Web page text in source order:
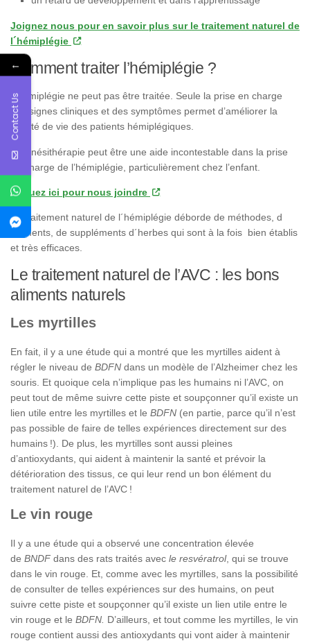
Joignez nous pour en savoir plus sur le traitement naturel de
l´hémiplégie
Comment traiter l’hémiplégie ?
L’hémiplégie ne peut pas être traitée. Seule la prise en charge
des signes cliniques et des symptômes permet d’améliorer la
qualité de vie des patients hémiplégiques.
La kinésithérapie peut être une aide incontestable dans la prise
en charge de l’hémiplégie, particulièrement chez l’enfant.
Cliquez ici pour nous joindre
Le traitement naturel de l´hémiplégie déborde de méthodes, d
´aliments, de suppléments d´herbes qui sont à la fois bien établis
et très efficaces.
Le traitement naturel de l’AVC : les bons
aliments naturels
Les myrtilles
En fait, il y a une étude qui a montré que les myrtilles aident à
régler le niveau de BDFN dans un modèle de l’Alzheimer chez les
souris. Et quoique cela n’implique pas les humains ni l’AVC, on
peut tout de même suivre cette piste et soupçonner qu’il existe un
lien utile entre les myrtilles et le BDFN (en partie, parce qu’il n’est
pas possible de faire de telles expériences directement sur des
humains !). De plus, les myrtilles sont aussi pleines
d’antioxydants, qui aident à maintenir la santé et prévoir la
détérioration des tissus, ce qui leur rend un bon élément du
traitement naturel de l’AVC !
Le vin rouge
Il y a une étude qui a observé une concentration élevée
de BNDF dans des rats traités avec le resvératrol, qui se trouve
dans le vin rouge. Et, comme avec les myrtilles, sans la possibilité
de consulter de telles expériences sur des humains, on peut
suivre cette piste et soupçonner qu’il existe un lien utile entre le
vin rouge et le BDFN. D’ailleurs, et tout comme les myrtilles, le vin
rouge contient aussi des antioxydants qui vont aider à maintenir
←
Contact Us